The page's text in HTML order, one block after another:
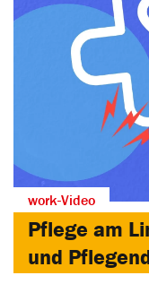
work-Video
Pflege am
und